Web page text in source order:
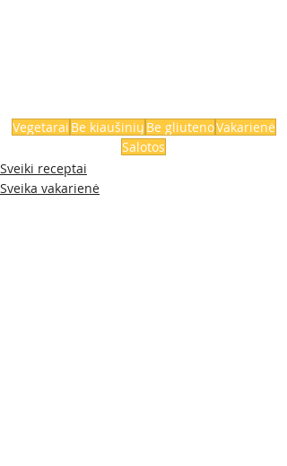
Vegetarai Be kiaušinių Be gliutenoVakarienė
Salotos
Sveiki receptai
Sveika vakarienė